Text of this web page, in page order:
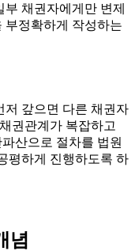
채권자에게만 변제
부정확하게 작성하는
저 갚으면 다른 채권자
권관계가 복잡하고
산으로 절차를 법원
평하게 진행하도록 하
념